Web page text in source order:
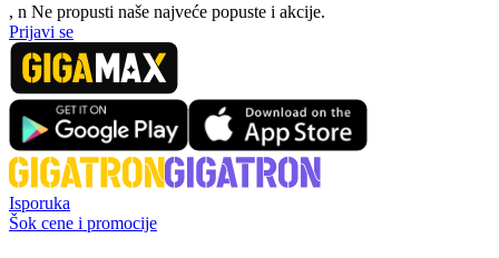
, n Ne propusti naše najveće popuste i akcije.
Prijavi se
Isporuka
Šok cene i promocije